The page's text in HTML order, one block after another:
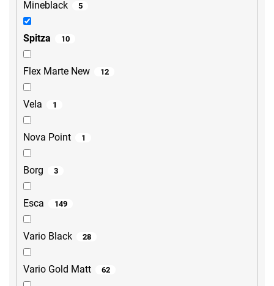
Mineblack 5
Spitza 10
Flex Marte New 12
Vela 1
Nova Point 1
Borg 3
Esca 149
Vario Black 28
Vario Gold Matt 62